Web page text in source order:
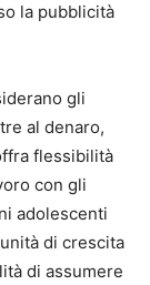
la pubblicità
gli
al denaro,
flessibilità
con gli
adolescenti
di crescita
di assumere